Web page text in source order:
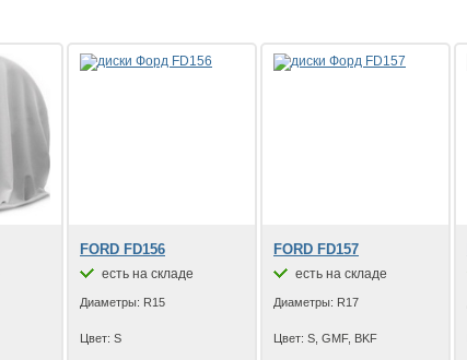
FORD FD156
есть на складе
Диаметры: R15
Цвет: S
FORD FD157
есть на складе
Диаметры: R17
Цвет: S, GMF, BKF